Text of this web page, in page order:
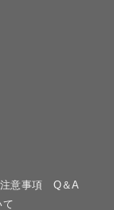
注意事項 Q＆A
て